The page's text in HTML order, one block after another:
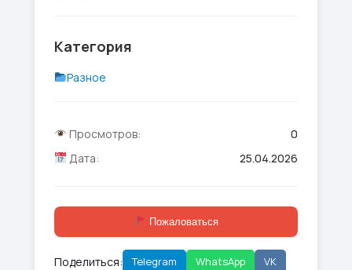
Категория
Разное
Просмотров:
0
Дата:
25.04.2026
Пожаловаться
Поделиться: Telegram WhatsApp VK